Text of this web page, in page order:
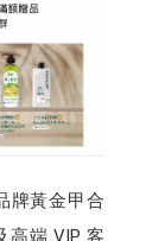
牌黃金甲合